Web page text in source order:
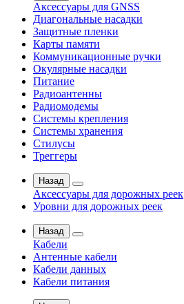
Аксессуары для GNSS
Диагональные насадки
Защитные пленки
Карты памяти
Коммуникационные ручки
Окулярные насадки
Питание
Радиоантенны
Радиомодемы
Системы крепления
Системы хранения
Стилусы
Треггеры
Назад
Аксессуары для дорожных реек
Уровни для дорожных реек
Назад
Кабели
Антенные кабели
Кабели данных
Кабели питания